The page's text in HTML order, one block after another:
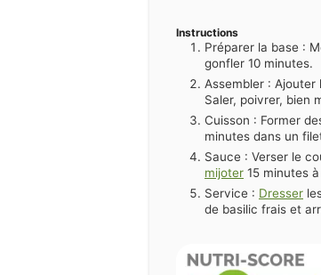
Instructions
Préparer la base :
gonfler 10 minutes.
Assembler : Ajouter
Saler, poivrer, bien
Cuisson : Former
minutes dans un
Sauce : Verser le
mijoter 15 minutes
Service : Dresser
de basilic frais et